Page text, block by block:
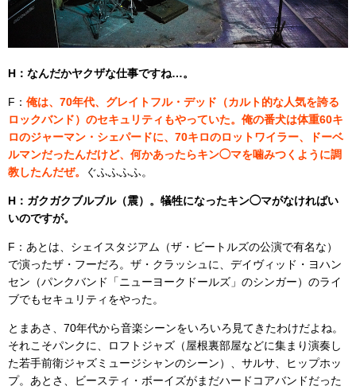
H：なんだかヤクザな仕事ですね…。
F： 俺は、70年代、グレイトフル・デッド（カルト的な人気を誇る
ロックバンド）のセキュリティもやっていた。俺の番犬は体重60キ
ロのジャーマン・シェパードに、70キロのロットワイラー、ドーベ
ルマンだったんだけど、何かあったらキン◯マを噛みつくように調
教したんだぜ。
ぐふふふふ。
H：ガクガクブルブル（震）。犠牲になったキン◯マがなければい
いのですが。
F：あとは、シェイスタジアム（ザ・ビートルズの公演で有名な）
で演ったザ・フーだろ。ザ・クラッシュに、デイヴィッド・ヨハン
セン（パンクバンド「ニューヨークドールズ」のシンガー）のライ
ブでもセキュリティをやった。
とまあさ、70年代から音楽シーンをいろいろ見てきたわけだよね。
それこそパンクに、ロフトジャズ（屋根裏部屋などに集まり演奏し
た若手前衛ジャズミュージシャンのシーン）、サルサ、ヒップホッ
プ。あとさ、ビースティ・ボーイズがまだハードコアバンドだった